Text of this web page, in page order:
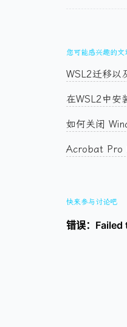
您可能感兴趣的文
WSL2迁移以
在WSL2中安
如何关闭
Acrobat Pro
快来参与讨论吧